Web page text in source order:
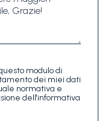
modulo di
dei miei dati
normativa e
dell'informativa